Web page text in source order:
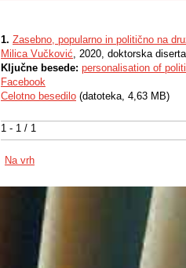
1 - 1 / 1
1. Zasebno, popularno in politično na
Milica Vučković, 2020, doktorska
Ključne besede: personalisation of
Facebook
Celotno besedilo (datoteka, 4,63 MB)
Na vrh